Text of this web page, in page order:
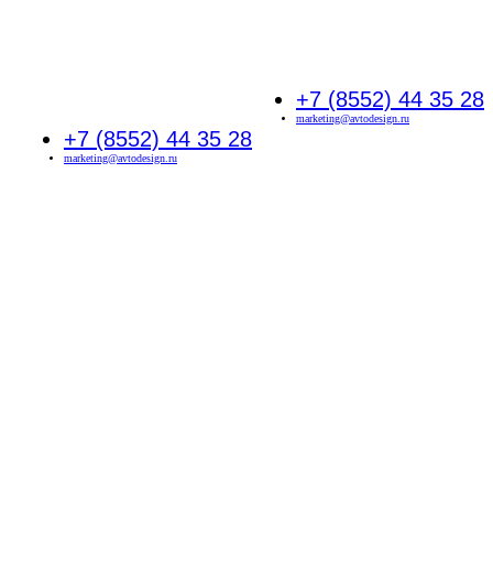
+7 (8552) 44 35 28
marketing@avtodesign.ru
+7 (8552) 44 35 28
marketing@avtodesign.ru